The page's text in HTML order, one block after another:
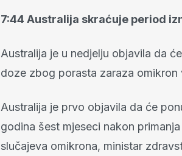
7:44 Australija skraćuje period
Australija je u nedjelju objavila da
doze zbog porasta zaraza omikron
Australija je prvo objavila da će
godina šest mjeseci nakon
slučajeva omikrona, ministar